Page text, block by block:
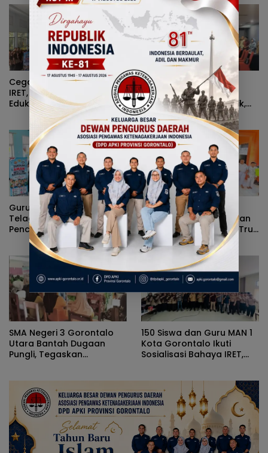
Cegah Penyebaran Paham
IRET, Satgaswil Gorontalo
Edukasi Guru dan Pelajar
SMAN 1 Kabila
Sinergi Pejabat
Administrator Warnai
Forum Konsultasi Publik,
Dinas Pendidikan
Gorontalo Perkuat Sistem
Pelayanan
Guru dan Siswa SMPN 3
Telaga Ikuti Sosialisasi
Pencegahan Paham
Ekstremisme dan Konten
True Crime
Satgaswil dan Polda
Gorontalo Sosialisasikan
Bahaya IRET, NVE, dan True
Crime Community di SMPN
2 Telaga
SMA Negeri 3 Gorontalo
Utara Bantah Dugaan
Pungli, Tegaskan
Orang Tua dan Komite
150 Siswa dan Guru MAN 1
Kota Gorontalo Ikuti
Sosialisasi Bahaya IRET,